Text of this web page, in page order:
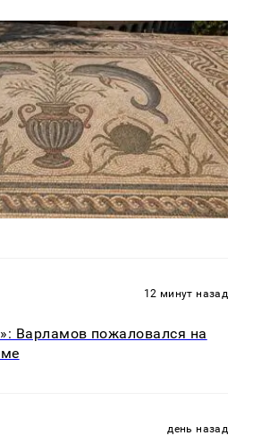
12 минут назад
Варламов пожаловался на
день назад